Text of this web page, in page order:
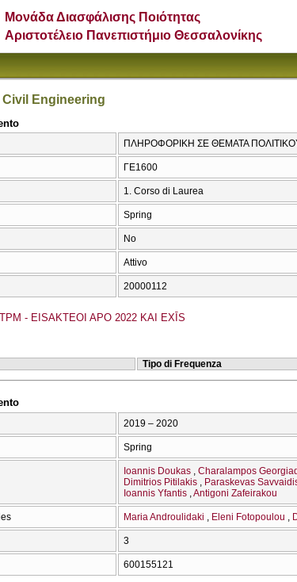
Μονάδα Διασφάλισης Ποιότητας
Αριστοτέλειο Πανεπιστήμιο Θεσσαλονίκης
Engineering
ΠΛΗΡΟΦΟΡΙΚΗ ΣΕ ΘΕΜΑΤΑ
ΓΕ1600
1. Corso di Laurea
Spring
No
Attivo
20000112
- EISAKTEOI APO 2022 KAI EXĪS
Tipo di Frequenza
2019 – 2020
Spring
Ioannis Doukas Charalampos
Dimitrios Pitilakis
Paraskevas
Ioannis Yfantis Antigoni Zafeirakou
Maria Androulidaki Eleni Fotopoulou
3
600155121